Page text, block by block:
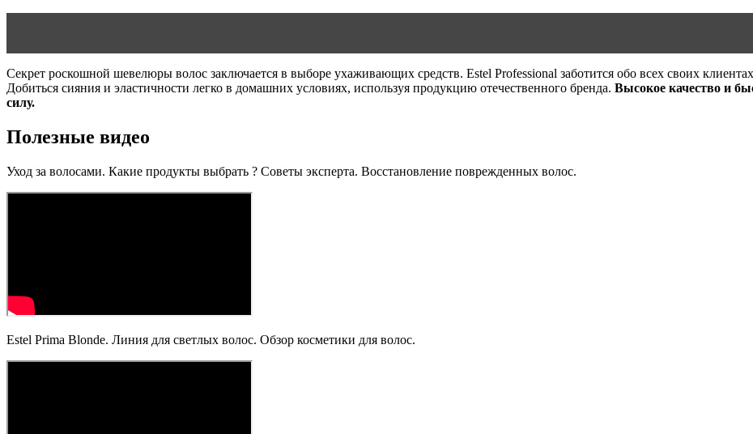
Секрет роскошной шевелюры волос заключается в выборе ухаживающих средств. Estel Professional заботится обо всех своих
Добиться сияния и эластичности легко в домашних условиях, используя продукцию отечественного бренда. Высокое качество и
силу.
Полезные видео
Уход за волосами. Какие продукты выбрать ? Советы эксперта. Восстановление поврежденных волос.
Estel Prima Blonde. Линия для светлых волос. Обзор косметики для волос.